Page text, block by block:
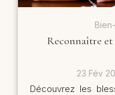
Reconnaître et
23 Fév
Découvrez les